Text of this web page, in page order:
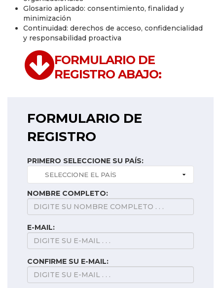
Glosario aplicado: consentimiento, finalidad y
minimización
Continuidad: derechos de acceso, confidencialidad
y responsabilidad proactiva
FORMULARIO DE
REGISTRO ABAJO:
FORMULARIO DE
REGISTRO
PRIMERO SELECCIONE SU PAÍS:
NOMBRE COMPLETO:
E-MAIL:
CONFIRME SU E-MAIL: